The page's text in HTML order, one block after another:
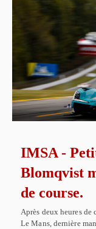
IMSA -
Blomqvist
de course.
Après deux heures de
Le Mans, dernière